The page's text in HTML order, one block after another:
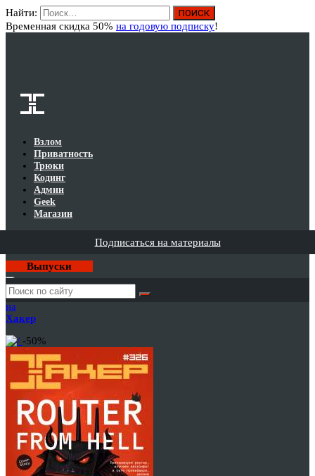
Найти:
Временная скидка 50% на годовую подписку!
Взлом
Приватность
Трюки
Кодинг
Админ
Geek
Магазин
Подписаться на материалы
Выпуски
Годовая
подписка
на
Хакер
-50%